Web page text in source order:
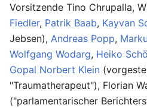
Vorsitzende Tino Chrupalla,
Fiedler, Patrik Baab, Kayvan
Jebsen), Andreas Popp,
Wolfgang Wodarg, Heiko
Gopal Norbert Klein
"Traumatherapeut"), Florian
("parlamentarischer